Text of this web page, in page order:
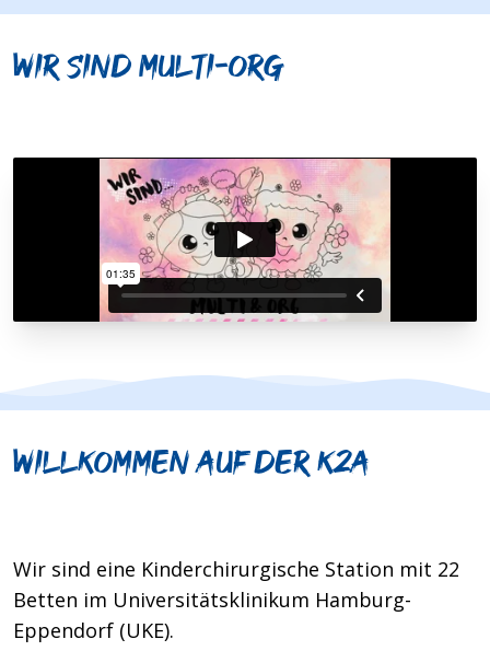
Wir sind Multi-Org
Willkommen auf der K2a
Wir sind eine Kinderchirurgische Station mit 22
Betten im Universitätsklinikum Hamburg-
Eppendorf (UKE).